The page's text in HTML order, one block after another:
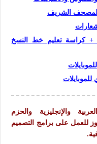
الشريف
كراسة تعليم خط النسخ
والإنجليزية والحزم
للعمل على برامج التصميم